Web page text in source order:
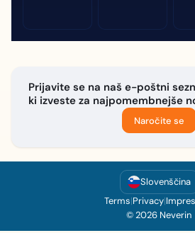
Prijavite se na naš e-poštni
ki izveste za najpomembnejše
Naročite se
Slovenščina
Terms|Privacy|
© 2026 Neverin